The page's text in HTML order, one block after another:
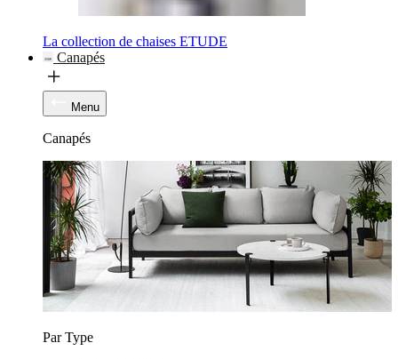
La collection de chaises ETUDE
Canapés
Menu
Canapés
Par Type